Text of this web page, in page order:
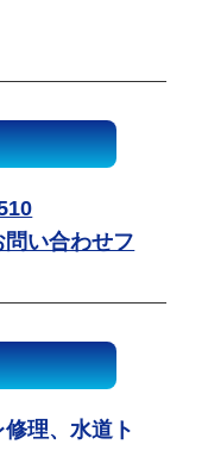
問い合わせフ
理、水道ト